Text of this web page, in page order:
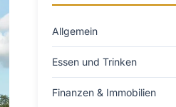
Allgemein
Essen und Trinken
Finanzen & Immobilien